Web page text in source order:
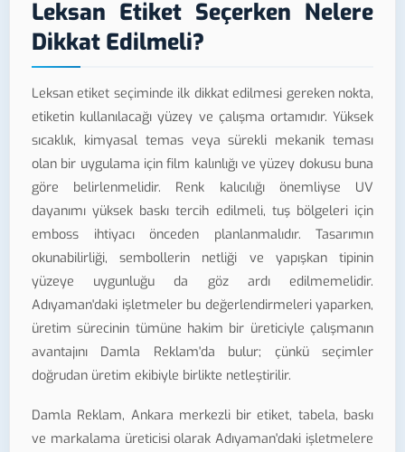
Leksan Etiket Seçerken Nelere
Dikkat Edilmeli?
Leksan etiket seçiminde ilk dikkat edilmesi gereken nokta,
etiketin kullanılacağı yüzey ve çalışma ortamıdır. Yüksek
sıcaklık, kimyasal temas veya sürekli mekanik teması
olan bir uygulama için film kalınlığı ve yüzey dokusu buna
göre belirlenmelidir. Renk kalıcılığı önemliyse UV
dayanımı yüksek baskı tercih edilmeli, tuş bölgeleri için
emboss ihtiyacı önceden planlanmalıdır. Tasarımın
okunabilirliği, sembollerin netliği ve yapışkan tipinin
yüzeye uygunluğu da göz ardı edilmemelidir.
Adıyaman'daki işletmeler bu değerlendirmeleri yaparken,
üretim sürecinin tümüne hakim bir üreticiyle çalışmanın
avantajını Damla Reklam'da bulur; çünkü seçimler
doğrudan üretim ekibiyle birlikte netleştirilir.
Damla Reklam, Ankara merkezli bir etiket, tabela, baskı
ve markalama üreticisi olarak Adıyaman'daki işletmelere